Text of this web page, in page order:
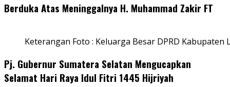
Berduka Atas Meninggalnya H. Muhammad Zakir FT
Keterangan Foto : Keluarga Besar DPRD
Pj. Gubernur Sumatera Selatan Mengucapkan
Selamat Hari Raya Idul Fitri 1445 Hijriyah